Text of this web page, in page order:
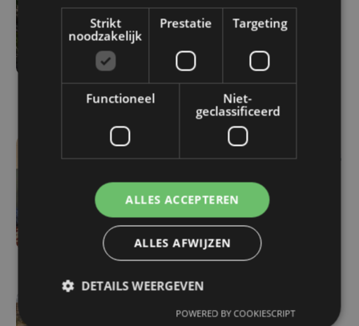
Droogte treft
aardappelteelt: "Op
verliezen we tot de helft
van de opbrengst"
ma 3 augustus | 10:26
Helemaal volzet: 64
kinderen krijgen extra
taalbad tijdens
zomerschool in Kortrijk
vr 31 juli | 17:30
Strikt
noodzakelijk
Prestatie Targeting
Functioneel
Niet-
geclassificeerd
ALLES ACCEPTEREN
ALLES AFWIJZEN
DETAILS WEERGEVEN
POWERED BY COOKIESCRIPT